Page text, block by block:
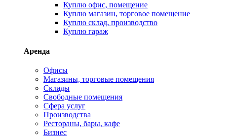
Куплю офис, помещение
Куплю магазин, торговое помещение
Куплю склад, производство
Куплю гараж
Аренда
Офисы
Магазины, торговые помещения
Склады
Свободные помещения
Сфера услуг
Производства
Рестораны, бары, кафе
Бизнес